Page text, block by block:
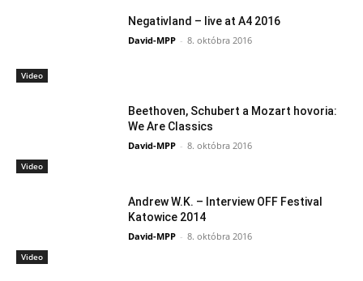
Video
Negativland – live at A4 2016
David-MPP - 8. októbra 2016
Video
Beethoven, Schubert a Mozart hovoria:
We Are Classics
David-MPP - 8. októbra 2016
Video
Andrew W.K. – Interview OFF Festival
Katowice 2014
David-MPP - 8. októbra 2016